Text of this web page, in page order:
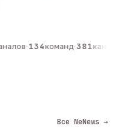
·134команд·381
Все NeNews →